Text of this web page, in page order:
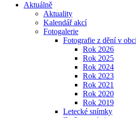
Aktuálně
Aktuality
Kalendář akcí
Fotogalerie
Fotografie z dění v obci
Rok 2026
Rok 2025
Rok 2024
Rok 2023
Rok 2021
Rok 2020
Rok 2019
Letecké snímky